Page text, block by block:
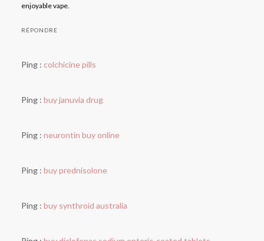
enjoyable vape.
RÉPONDRE
Ping : colchicine pills
Ping : buy januvia drug
Ping : neurontin buy online
Ping : buy prednisolone
Ping : buy synthroid australia